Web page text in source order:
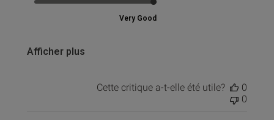
Very Good
Afficher plus
Cette critique a-t-elle été utile?
0
0